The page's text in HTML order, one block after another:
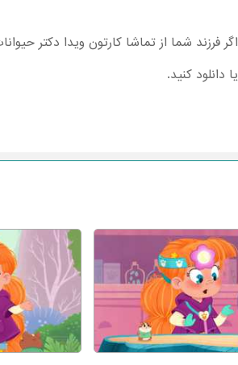
اگر فرزند شما از تماشا کارتون ویدا دکتر
یا دانلود کنید.